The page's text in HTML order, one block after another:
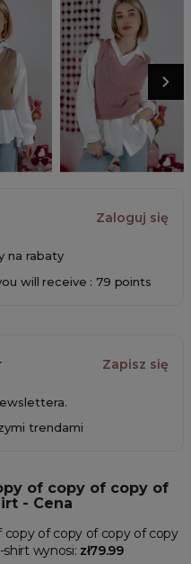
Zaloguj się
na rabaty
will receive : 79 points
Zapisz się
trendami
of copy of copy of
- Cena
of copy of copy of copy
wynosi: zł79.99